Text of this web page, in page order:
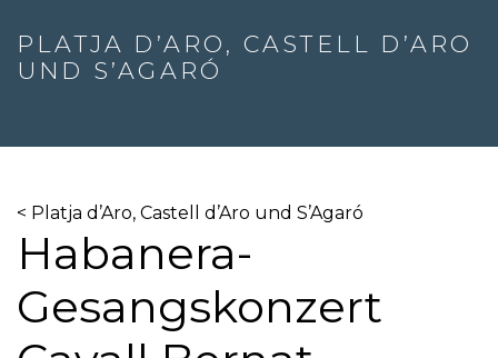
PLATJA D’ARO, CASTELL D’ARO
UND S’AGARÓ
< Platja d’Aro, Castell d’Aro und S’Agaró
Habanera-
Gesangskonzert